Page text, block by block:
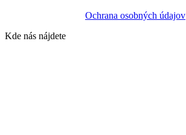
Ochrana osobných údajov
Kde nás nájdete